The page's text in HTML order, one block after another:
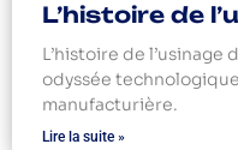
L’histoire de
L’histoire de
odyssée
manufacturière.
Lire la suite »